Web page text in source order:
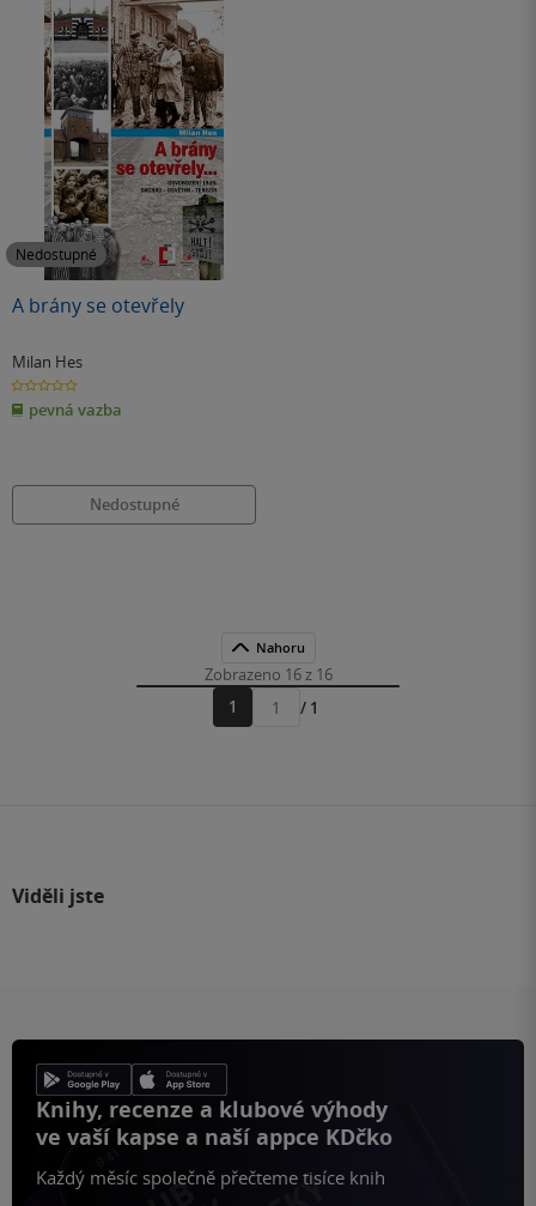
Nedostupné
A brány se otevřely
Milan Hes
0.0
z
5
hvězdiček
pevná vazba
Nedostupné
Nahoru
Zobrazeno 16 z 16
1
Přejít
/ 1
Viděli jste
Knihy, recenze a klubové výhody
ve vaší kapse a naší appce KDčko
Každý měsíc společně přečteme tisíce knih